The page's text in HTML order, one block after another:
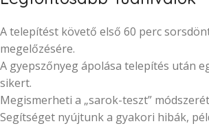
A telepítést követő első 60 perc
megelőzésére.
A gyepszőnyeg ápolása telepítés után
sikert.
Megismerheti a „sarok-teszt”
Segítséget nyújtunk a gyakori hibák,